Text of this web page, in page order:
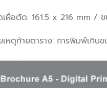
เผื่อตัด: 161.5 x 216 mm /
เหตุท้ายตาราง: การพิมพ์เกิน